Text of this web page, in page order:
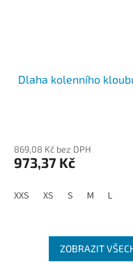
Dlaha kolenního
869,08 Kč bez DPH
973,37 Kč
XXS XS S M L
ZOBRAZIT